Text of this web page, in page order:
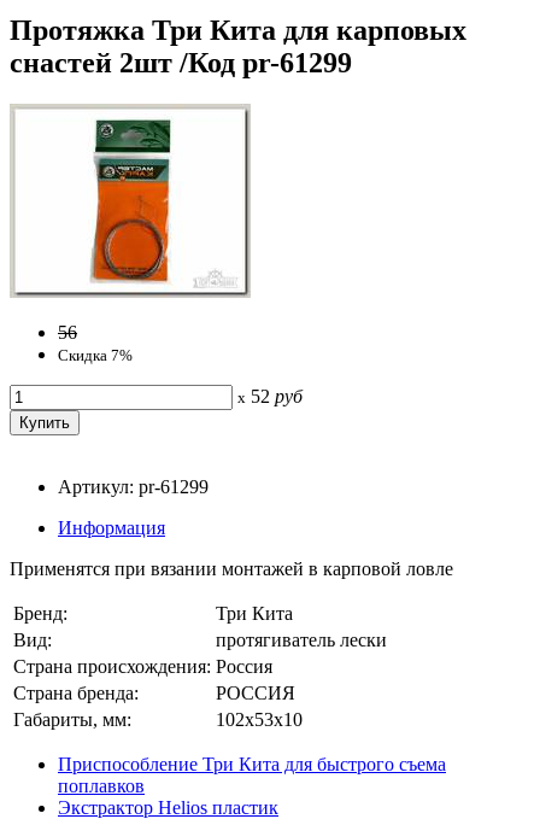
Протяжка Три Кита для карповых
снастей 2шт /Код pr-61299
56
Скидка 7%
x 52 руб
Артикул: pr-61299
Информация
Применятся при вязании монтажей в карповой ловле
Бренд:
Три Кита
Вид:
протягиватель лески
Страна происхождения: Россия
Страна бренда:
РОССИЯ
Габариты, мм:
102x53x10
Приспособление Три Кита для быстрого съема
поплавков
Экстрактор Helios пластик